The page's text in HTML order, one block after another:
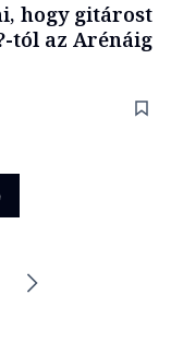
hogy gitárost
tól az Arénáig